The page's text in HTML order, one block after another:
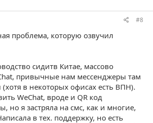
#8
проблема, которую озвучил
сидитв Китае, массово
привычные нам мессенджеры там
в некоторых офисах есть ВПН).
WeChat, вроде и QR код
но я застряла на смс, как и многие,
в тех. поддержку, но есть